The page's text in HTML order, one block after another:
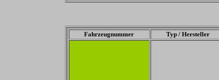
Fahrzeugnummer Typ / Hersteller